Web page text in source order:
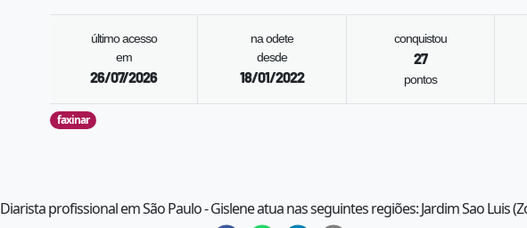
último acesso
em
26/07/2026
na odete
desde
18/01/2022
conquistou
27
pontos
faxinar
Diarista profissional em São Paulo - Gislene atua nas seguintes regiões: Jardim Sao Luis